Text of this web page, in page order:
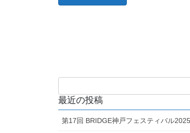
最近の投稿
第17回 BRIDGE神戸フェスティバル2025